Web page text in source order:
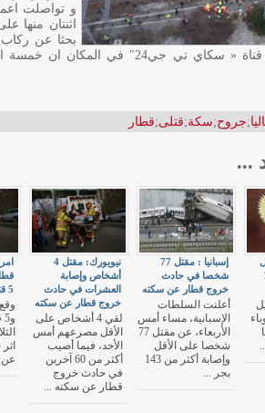
و تواصلت
اثنتان منها
بحثا عن ركاب
ذكر صحافي من قناة « سكاي تي جي24″
;جروح;سكة;قتلى;قطار
...
5 قتلى و50 جريح
عن
نيويورك: مقتل 4
أشخاص وإصابة
العشرات في حادث
خروج قطار عن سكته
لقي 4 أشخاص على
الأقل مصرعهم أمس
الأحد، فيما أصيب
أكثر من 60 آخرين
في حادث خروج
قطار عن سكته ...
إسبانيا : مقتل 77
شخصا في حادث
خروج قطار عن سكته
أعلنت السلطات
الإسبانية، مساء أمس
الأربعاء، عن مقتل 77
شخصا على الأقل
وإصابة أكثر من 143
بجر ...